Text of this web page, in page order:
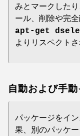
みとマークしたり
ール、削除や完
apt-get
よりリスペクトさ
自動および手
パッケージをイ
果、別のパッケ